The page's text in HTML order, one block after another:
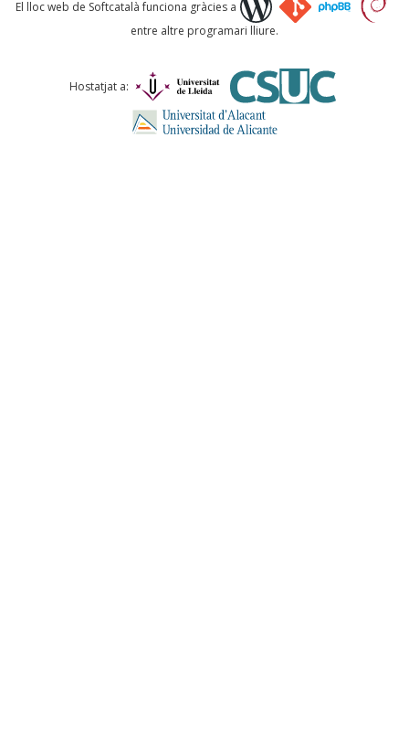
Comentari *
El lloc web de Softcatalà funciona gràcies a
entre altre programari lliure.
Hostatjat a: